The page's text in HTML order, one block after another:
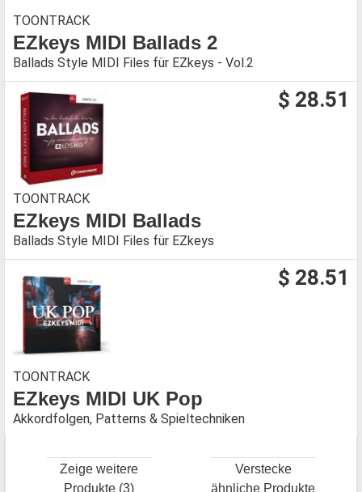
TOONTRACK
EZkeys MIDI Ballads 2
Ballads Style MIDI Files für EZkeys - Vol.2
$ 28.51
TOONTRACK
EZkeys MIDI Ballads
Ballads Style MIDI Files für EZkeys
$ 28.51
TOONTRACK
EZkeys MIDI UK Pop
Akkordfolgen, Patterns & Spieltechniken
Zeige weitere
Produkte (3)
Verstecke
ähnliche Produkte